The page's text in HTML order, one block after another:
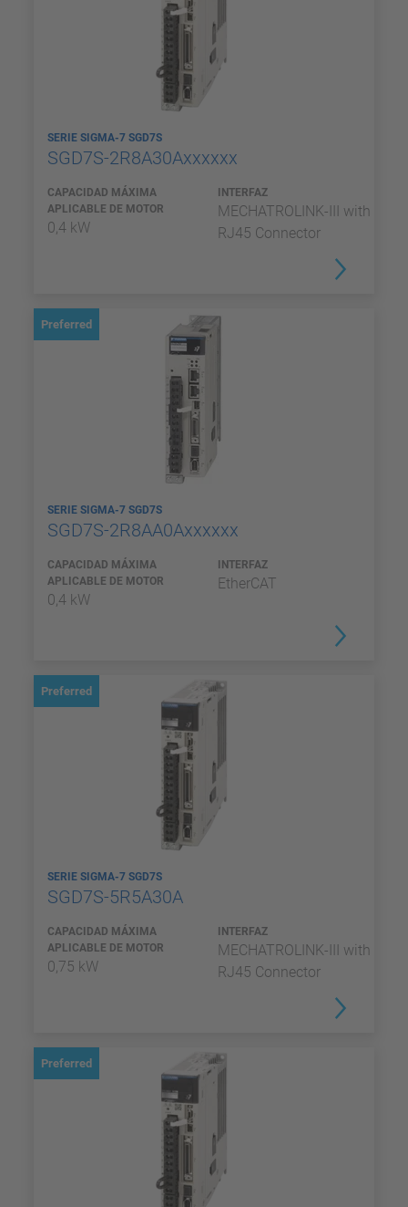
SERIE SIGMA-7 SGD7S
SGD7S-2R8A30Axxxxxx
CAPACIDAD MÁXIMA
APLICABLE DE MOTOR
0,4 kW
INTERFAZ
MECHATROLINK-III with
RJ45 Connector
Preferred
SERIE SIGMA-7 SGD7S
SGD7S-2R8AA0Axxxxxx
CAPACIDAD MÁXIMA
APLICABLE DE MOTOR
0,4 kW
INTERFAZ
EtherCAT
Preferred
SERIE SIGMA-7 SGD7S
SGD7S-5R5A30A
CAPACIDAD MÁXIMA
APLICABLE DE MOTOR
0,75 kW
INTERFAZ
MECHATROLINK-III with
RJ45 Connector
Preferred